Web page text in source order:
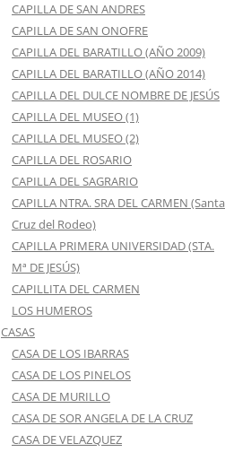
CAPILLA DE SAN ANDRES
CAPILLA DE SAN ONOFRE
CAPILLA DEL BARATILLO (AÑO 2009)
CAPILLA DEL BARATILLO (AÑO 2014)
CAPILLA DEL DULCE NOMBRE DE JESÚS
CAPILLA DEL MUSEO (1)
CAPILLA DEL MUSEO (2)
CAPILLA DEL ROSARIO
CAPILLA DEL SAGRARIO
CAPILLA NTRA. SRA DEL CARMEN (Santa
Cruz del Rodeo)
CAPILLA PRIMERA UNIVERSIDAD (STA.
Mª DE JESÚS)
CAPILLITA DEL CARMEN
LOS HUMEROS
CASAS
CASA DE LOS IBARRAS
CASA DE LOS PINELOS
CASA DE MURILLO
CASA DE SOR ANGELA DE LA CRUZ
CASA DE VELAZQUEZ